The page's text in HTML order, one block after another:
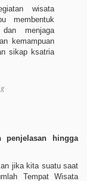
wisata
membentuk
menjaga
kemampuan
sikap ksatria
penjelasan hingga
jika kita suatu saat
Tempat Wisata